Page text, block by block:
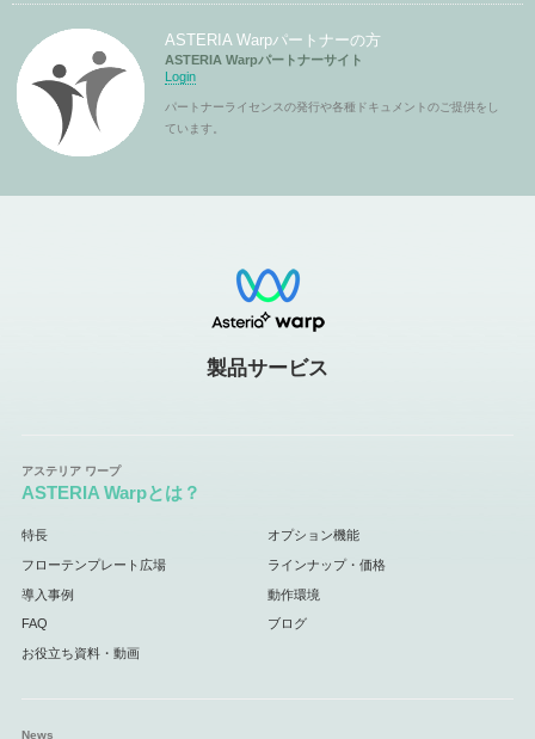
ASTERIA Warpパートナーの方
ASTERIA Warpパートナーサイト
Login
パートナーライセンスの発行や各種ドキュメントのご提供をし
ています。
製品サービス
ASTERIA Warpとは？
特長 オプション機能
フローテンプレート広場 ラインナップ・価格
導入事例 動作環境
FAQ ブログ
お役立ち資料・動画